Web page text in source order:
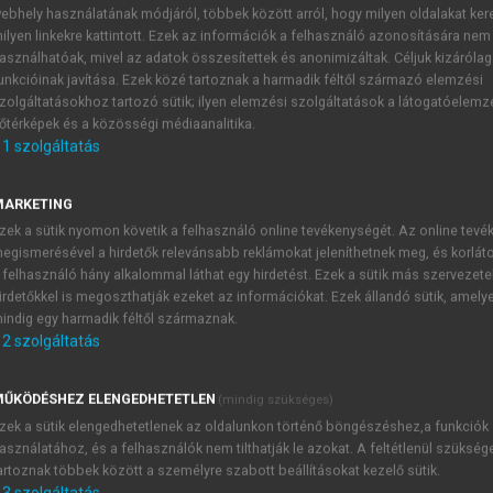
PSEUDO-XENOPHÓN, XENOPHÓN, KRITIAS
GÖRÖG ÁLLAMOKRÓL
használatának módjáról, többek között arról, hogy milyen oldalakat
linkekre kattintott. Ezek az információk a felhasználó azonosítására nem
mivel az adatok összesítettek és anonimizáltak. Céljuk
javítása. Ezek közé tartoznak a harmadik féltől származó elemzési
tartozó sütik; ilyen elemzési szolgáltatások a
és a közösségi médiaanalitika.
1 szolgáltatás
a sütik nyomon követik a felhasználó online tevékenységét. Az online
a hirdetők relevánsabb reklámokat jeleníthetnek meg, és
felhasználó hány alkalommal láthat egy hirdetést. Ezek a sütik más
is megoszthatják ezeket az információkat. Ezek állandó sütik,
egy harmadik féltől származnak.
2szolgáltatás
ELENGEDHETETLEN (mindig szükséges)
a sütik elengedhetetlenek az oldalunkon történő böngészéshez,a funkciók
és a felhasználók nem tilthatják le azokat. A feltétlenül
többek között a személyre szabott beállításokat kezelő sütik.